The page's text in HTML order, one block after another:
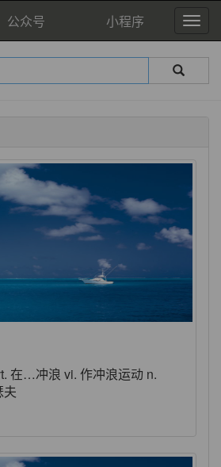
公众号 小程序
在…冲浪 vi. 作冲浪运动 n.
夫